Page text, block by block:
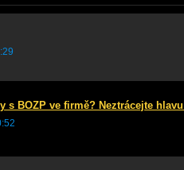
s BOZP ve firmě? Neztrácejte